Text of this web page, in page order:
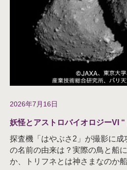
2026年7月16日
妖怪とアストロバイオロジーVI “
探査機「はやぶさ2」が撮影に成
の名前の由来は？実際の鳥と船
か、トリフネとは神さまなのか船